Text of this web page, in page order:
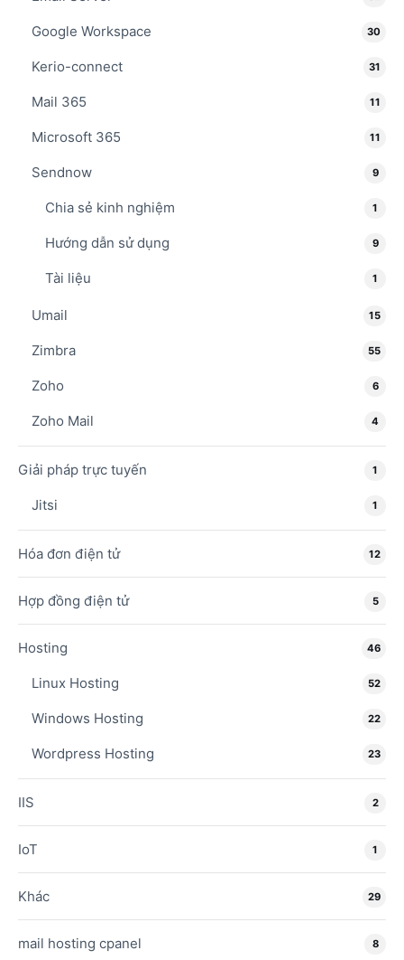
Google Workspace 30
Kerio-connect 31
Mail 365 11
Microsoft 365 11
Sendnow 9
Chia sẻ kinh nghiệm 1
Hướng dẫn sử dụng 9
Tài liệu 1
Umail 15
Zimbra 55
Zoho 6
Zoho Mail 4
Giải pháp trực tuyến 1
Jitsi 1
Hóa đơn điện tử 12
Hợp đồng điện tử 5
Hosting 46
Linux Hosting 52
Windows Hosting 22
Wordpress Hosting 23
IIS 2
IoT 1
Khác 29
mail hosting cpanel 8